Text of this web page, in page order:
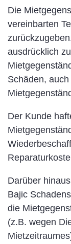
Die
vereinbarten
ausdrücklich
Schäden,
Der Kunde
Darüber
Bajic
die
(z.B. wegen